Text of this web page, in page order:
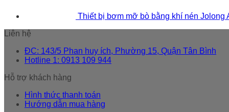
Thiết bị bơm mỡ bò bằng khí nén Jolong
Liên hệ
ĐC: 143/5 Phan huy ích, Phường 15, Quận Tân Bình
Hotline 1: 0913 109 944
Hỗ trợ khách hàng
Hình thức thanh toán
Hướng dẫn mua hàng